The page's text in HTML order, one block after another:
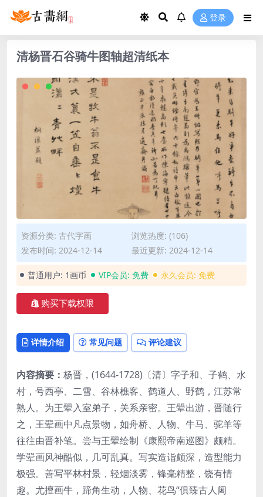
登录
清杨晋石谷骑牛图轴超清纸本
资源分类: 古代字画
浏览热度: (106)
发布时间: 2024-12-14
最近更新: 2024-12-14
普通用户: 1画币 VIP会员: 免费 永久会员: 免费
购买下载权限
详情介绍 常见问题 评论建议
内容摘要： 杨晋，(1644-1728)〔清〕字子和、子鹤、水
村，号西亭、二雪、谷林樵客、鹤道人、野鹤，江苏常
熟人。为王翚入室弟子，关系亲密。王翚出游，晋随行
之，王翚画中凡点景物，如舟桥、人物、牛马、驼羊等
往往由晋补笔。尝与王翚绘制《康熙帝南巡图》颇精。
学翚画风神酷似，几可乱真。写实造诣颇深，造型能力
极强。善写平林村景，轻烟淡雾，锋毫精整，饶有情
趣。尤擅画牛，蹄角生动，人物、花鸟“俱臻古人阃